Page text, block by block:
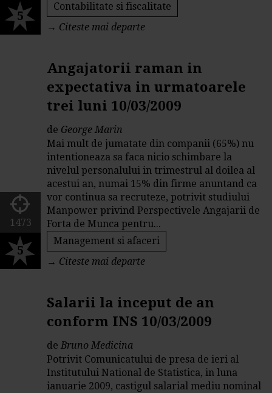
Contabilitate si fiscalitate
→ Citeste mai departe
5
Angajatorii raman in
expectativa in urmatoarele
trei luni 10/03/2009
de George Marin
Mai mult de jumatate din companii (65%) nu
intentioneaza sa faca nicio schimbare la
nivelul personalului in trimestrul al doilea al
acestui an, numai 15% din firme anuntand ca
vor continua sa recruteze, potrivit studiului
Manpower privind Perspectivele Angajarii de
Forta de Munca pentru...
Management si afaceri
→ Citeste mai departe
1473
5
Salarii la inceput de an
conform INS 10/03/2009
deBruno Medicina
Potrivit Comunicatului de presa de ieri al
Institutului National de Statistica, in luna
ianuarie 2009, castigul salarial mediu nominal